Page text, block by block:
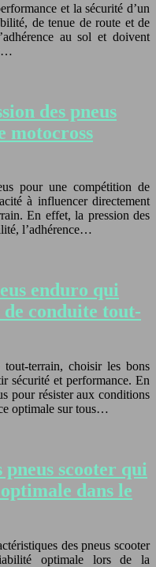
et la sécurité d’un
de tenue de route et de
au sol et doivent
des pneus
motocross
pour une compétition de
à influencer directement
En effet, la pression des
l’adhérence…
enduro qui
de conduite tout-
terrain, choisir les bons
sécurité et performance. En
pour résister aux conditions
optimale sur tous…
scooter qui
dans le
des pneus scooter
optimale lors de la